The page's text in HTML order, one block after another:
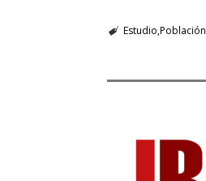
Estudio Población